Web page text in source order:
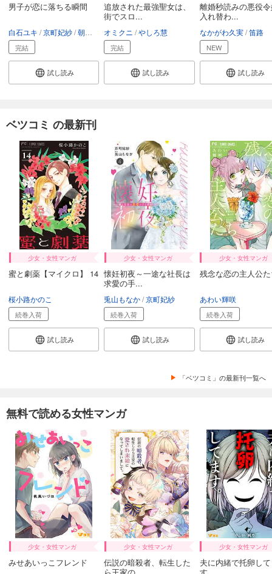
男子が恋に落ちる瞬間
白石ユキ 京町妃紗 朝黄ひかる 島袋ユミ 今澤まいこ 杉しっぽ かのと咲来
完結
試し読み
追放された最強聖女は、
街でスロ...
オミクニ やしろ慧
完結
試し読み
離婚秒読みの悪役
入れ替わ...
なかがわ久実 笛路
NEW
試し読み
ベツコミ の最新刊
少女・女性マンガ
蜜と劇薬【マイクロ】 14
桜小路かのこ
続巻入荷
試し読み
少女・女性マンガ
懐妊初夜～一途な社長は
求愛の手...
兎山もなか 京町妃紗
続巻入荷
試し読み
少女・女性マンガ
残念な恋の主人公
あわい輝咲
続巻入荷
試し読み
「ベツコミ」の最新刊一覧へ
無料で読める女性マンガ
少女・女性マンガ
みせあいっこフレンド
少女・女性マンガ
伝説の暗殺者、転生した
少女・女性マンガ
夫に内緒で托卵し